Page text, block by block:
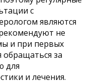
с
являются
не
и при первых
обращаться за
для
и лечения.